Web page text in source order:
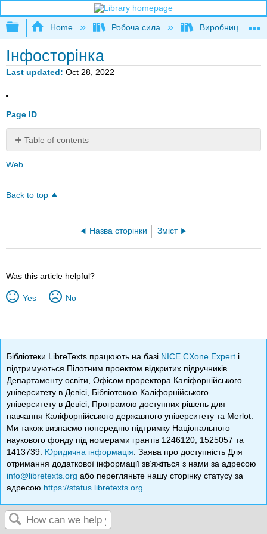
Expand/collapse global hierarchy
Home Робоча сила Виробництво
Інфосторінка
Last updated Oct 28, 2022
Page ID
Table of contents
No
headers
Web
Back to top
Назва сторінки Зміст
Was this article helpful?
Yes No
Бібліотеки LibreTexts працюють на базі NICE CXone Expert і
підтримуються Пілотним проектом відкритих підручників
Департаменту освіти, Офісом проректора Каліфорнійського
університету в Девісі, Бібліотекою Каліфорнійського
університету в Девісі, Програмою доступних рішень для
навчання Каліфорнійського державного університету та Merlot.
Ми також визнаємо попередню підтримку Національного
наукового фонду під номерами грантів 1246120, 1525057 та
1413739. Юридична інформація . Заява про доступність Для
отримання додаткової інформації зв’яжіться з нами за адресою
info@libretexts.org або перегляньте нашу сторінку статусу за
адресою https://status.libretexts.org